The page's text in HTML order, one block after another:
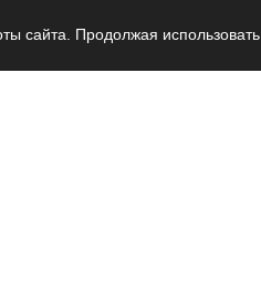
сайта. Продолжая использовать